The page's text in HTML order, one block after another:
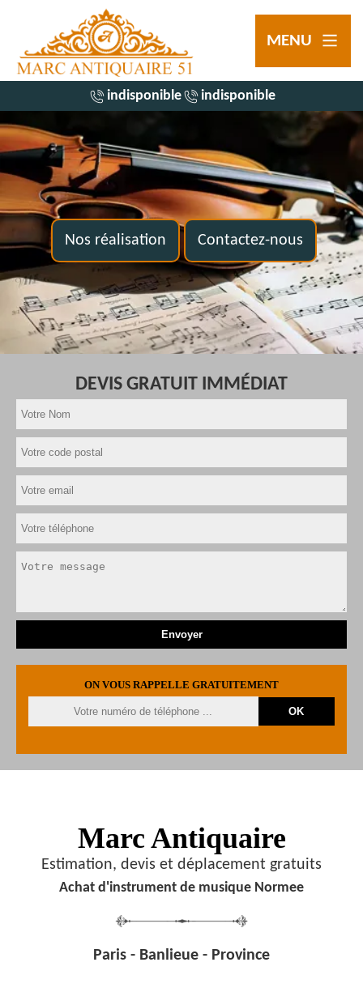
MENU
indisponible indisponible
Nos réalisation Contactez-nous
DEVIS GRATUIT IMMÉDIAT
ON VOUS RAPPELLE GRATUITEMENT
Marc Antiquaire
Estimation, devis et déplacement gratuits
Achat d'instrument de musique Normee
Paris - Banlieue - Province